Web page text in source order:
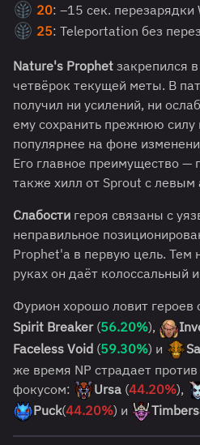
20: –15 сек.
25: Teleportation без
Nature's Prophet закрепился
четвёрок текущей меты. В
получил ни усилений, ни
ему сохранить прежнюю силу
популярнее на фоне
Его главное преимущество —
также хилл от Sprout с левым
Слабости героя связаны с
неправильное
Prophet'а в первую цель. Тем
руках он даёт колоссальный
Фурион хорошо ловит героев
Spirit Breaker(56.20%),
Faceless Void (59.30%) и
же время NP страдает
фокусом:
Ursa (44.20%),
Puck(44.20%) и